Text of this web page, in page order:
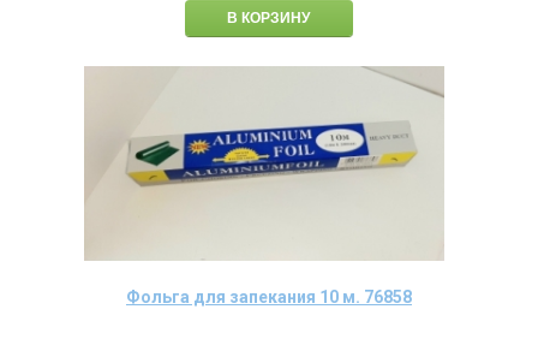
Фольга для запекания 10 м. 76858